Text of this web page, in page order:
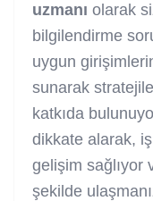
uzmanı olarak
bilgilendirme
uygun
sunarak
katkıda
dikkate alarak, iş
gelişim sağlıyor
şekilde